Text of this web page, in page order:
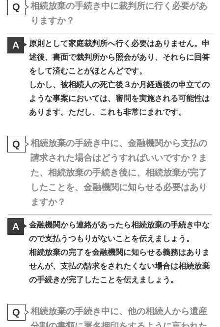
Q
相続放棄の手続き中に裁判所に行く必要があ
りますか？
A
原則として家庭裁判所へ行く必要はありません。申
述後、書面で裁判所から照会があり、それらに回答
をして済むことがほとんどです。
しかし、被相続人の死亡後３か月経過後の申立ての
ような事案においては、審問を実施される可能性は
あります。ただし、これも非常にまれです。
Q
相続放棄の手続き中に、金融機関から支払の
請求された場合はどうすればいいですか？ま
た、相続放棄の手続き後に、相続放棄が完了
したことを、金融機関に知らせる必要はあり
ますか？
A
金融機関から連絡があったら相続放棄の手続き中な
ので支払うつもりがないことを伝えましょう。
相続放棄の完了を金融機関に知らせる義務はありま
せんが、支払の請求をされたくない場合は相続放棄
の手続きが完了したことを伝えましょう。
Q
相続放棄の手続き中に、他の相続人から遺産